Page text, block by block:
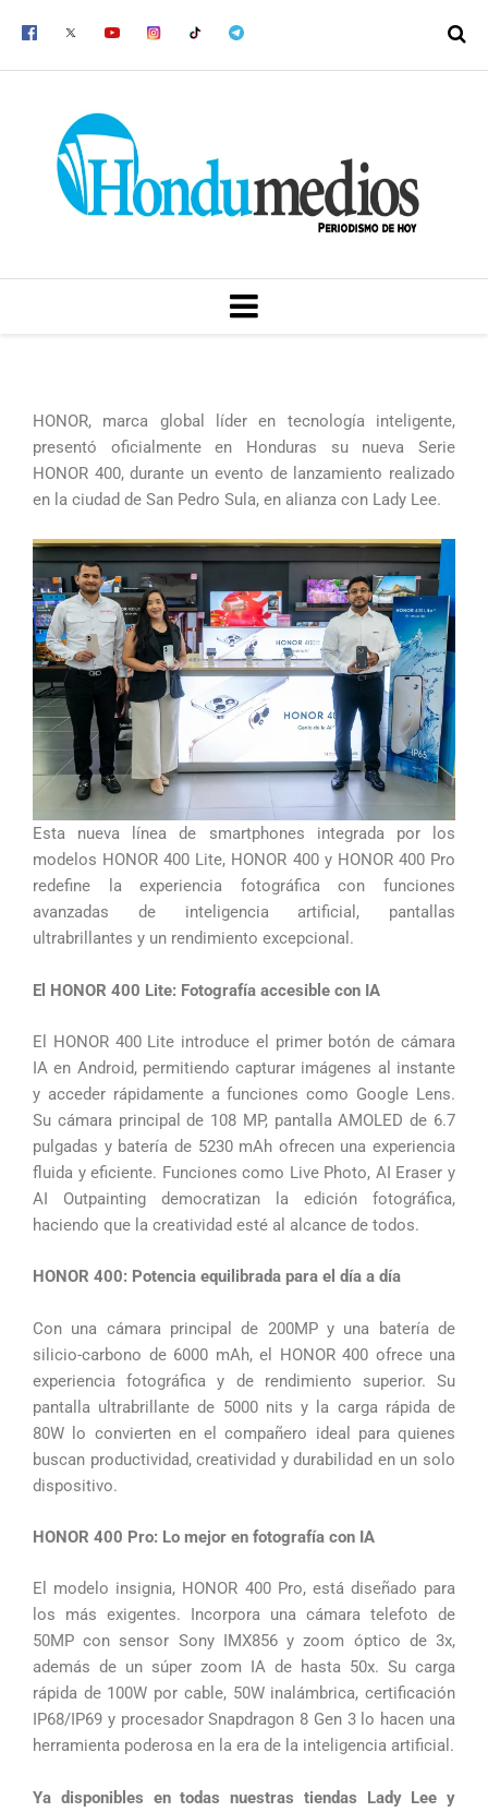
MENU
HONOR, marca global líder en tecnología inteligente,
presentó oficialmente en Honduras su nueva Serie
HONOR 400, durante un evento de lanzamiento realizado
en la ciudad de San Pedro Sula, en alianza con Lady Lee.
Esta nueva línea de smartphones integrada por los
modelos HONOR 400 Lite, HONOR 400 y HONOR 400 Pro
redefine la experiencia fotográfica con funciones
avanzadas de inteligencia artificial, pantallas
ultrabrillantes y un rendimiento excepcional.
El HONOR 400 Lite: Fotografía accesible con IA
El HONOR 400 Lite introduce el primer botón de cámara
IA en Android, permitiendo capturar imágenes al instante
y acceder rápidamente a funciones como Google Lens.
Su cámara principal de 108 MP, pantalla AMOLED de 6.7
pulgadas y batería de 5230 mAh ofrecen una experiencia
fluida y eficiente. Funciones como Live Photo, AI Eraser y
AI Outpainting democratizan la edición fotográfica,
haciendo que la creatividad esté al alcance de todos.
HONOR 400: Potencia equilibrada para el día a día
Con una cámara principal de 200MP y una batería de
silicio-carbono de 6000 mAh, el HONOR 400 ofrece una
experiencia fotográfica y de rendimiento superior. Su
pantalla ultrabrillante de 5000 nits y la carga rápida de
80W lo convierten en el compañero ideal para quienes
buscan productividad, creatividad y durabilidad en un solo
dispositivo.
HONOR 400 Pro: Lo mejor en fotografía con IA
El modelo insignia, HONOR 400 Pro, está diseñado para
los más exigentes. Incorpora una cámara telefoto de
50MP con sensor Sony IMX856 y zoom óptico de 3x,
además de un súper zoom IA de hasta 50x. Su carga
rápida de 100W por cable, 50W inalámbrica, certificación
IP68/IP69 y procesador Snapdragon 8 Gen 3 lo hacen una
herramienta poderosa en la era de la inteligencia artificial.
Ya disponibles en todas nuestras tiendas Lady Lee y